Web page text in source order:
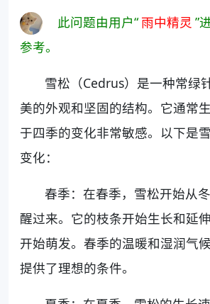
此问题由用户“ 雨中精灵 ”
参考。
雪松（Cedrus）是一种常绿
美的外观和坚固的结构。它通常
于四季的变化非常敏感。以下是
变化：
春季：在春季，雪松开始从
醒过来。它的枝条开始生长和延
开始萌发。春季的温暖和湿润气
提供了理想的条件。